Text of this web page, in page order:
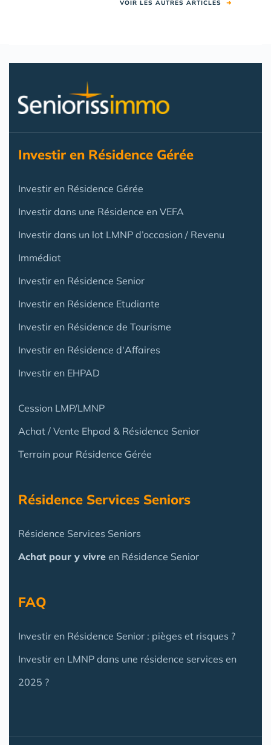
VOIR LES AUTRES ARTICLES ➜
Investir en Résidence Gérée
Investir en Résidence Gérée
Investir dans une Résidence en VEFA
Investir dans un lot LMNP d’occasion / Revenu
Immédiat
Investir en Résidence Senior
Investir en Résidence Etudiante
Investir en Résidence de Tourisme
Investir en Résidence d'Affaires
Investir en EHPAD
Cession LMP/LMNP
Achat / Vente Ehpad & Résidence Senior
Terrain pour Résidence Gérée
Résidence Services Seniors
Résidence Services Seniors
Achat pour y vivre en Résidence Senior
FAQ
Investir en Résidence Senior : pièges et risques ?
Investir en LMNP dans une résidence services en
2025 ?